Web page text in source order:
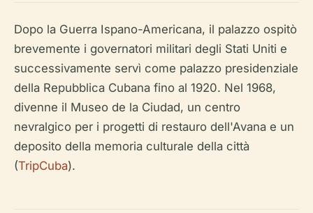
Dopo la Guerra Ispano-Americana, il palazzo ospitò
brevemente i governatori militari degli Stati Uniti e
successivamente servì come palazzo presidenziale
della Repubblica Cubana fino al 1920. Nel 1968,
divenne il Museo de la Ciudad, un centro
nevralgico per i progetti di restauro dell'Avana e un
deposito della memoria culturale della città
(TripCuba).